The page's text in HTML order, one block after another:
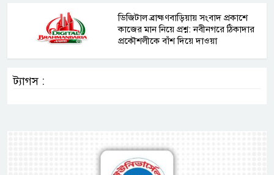
ডিজিটাল ব্রাহ্মণবাড়িয়ায় সংবাদ প্রকাশে
কাজের মান নিয়ে প্রশ্ন: নবীনগরে ঠিকাদার
প্রকৌশলীকে বাঁশ দিয়ে দাওয়া
ট্যাগস :